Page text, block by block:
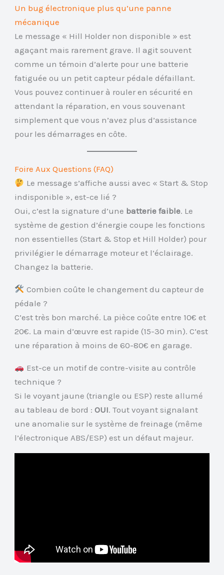
Un bug électronique plus qu’une panne
mécanique
Le message « Hill Holder non disponible » est
agaçant mais rarement grave. Il agit souvent
comme un témoin d’alerte pour une batterie
fatiguée ou un petit capteur pédale défaillant.
Vous pouvez continuer à rouler en sécurité en
attendant la réparation, en vous souvenant
simplement que vous n’avez plus d’assistance
pour les démarrages en côte.
Foire Aux Questions (FAQ)
Le message s’affiche aussi avec « Start & Stop
indisponible », est-ce lié ?
Oui, c’est la signature d’une batterie faible. Le
système de gestion d’énergie coupe les fonctions
non essentielles (Start & Stop et Hill Holder) pour
privilégier le démarrage moteur et l’éclairage.
Changez la batterie.
Combien coûte le changement du capteur de
pédale ?
C’est très bon marché. La pièce coûte entre 10€ et
20€. La main d’œuvre est rapide (15-30 min). C’est
une réparation à moins de 60-80€ en garage.
Est-ce un motif de contre-visite au contrôle
technique ?
Si le voyant jaune (triangle ou ESP) reste allumé
au tableau de bord :OUI. Tout voyant signalant
une anomalie sur le système de freinage (même
l’électronique ABS/ESP) est un défaut majeur.